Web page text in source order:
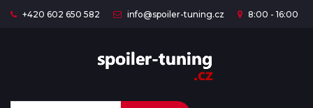
+420 602 650 582 info@spoiler-tuning.cz 8:00 - 16:00